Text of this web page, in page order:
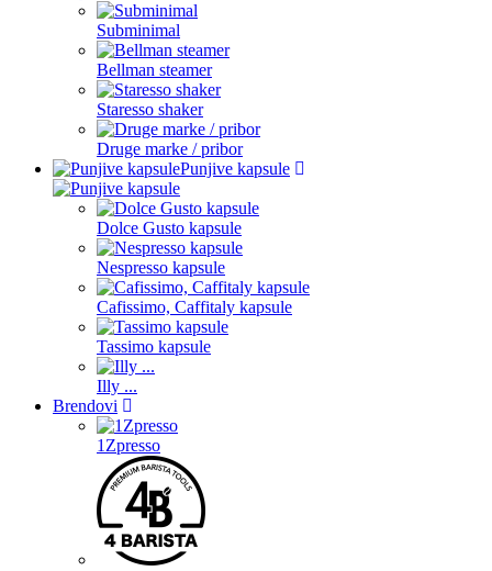
Subminimal
Bellman steamer
Staresso shaker
Druge marke / pribor
Punjive kapsule
Dolce Gusto kapsule
Nespresso kapsule
Cafissimo, Caffitaly kapsule
Tassimo kapsule
Illy ...
Brendovi
1Zpresso